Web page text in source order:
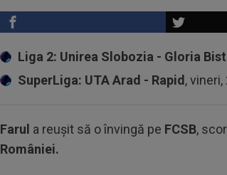
Liga 2: Unirea Slobozia - Gloria
SuperLiga: UTA Arad - Rapid , vineri,
Farul a reușit să o învingă pe FCSB,
României.